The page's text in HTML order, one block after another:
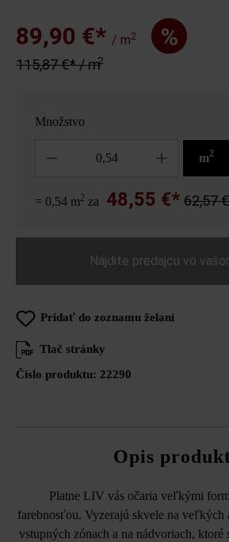
89,90 €* / m2 %
115,87 €* / m2
Množstvo
m2
= 0,54 m2 za 48,55 €* 62,57
Nájdite predajcu vo
Pridať do zoznamu želaní
Tlač stránky
Číslo produktu: 22290
Opis
Platne LIV vás očaria veľkými
farebnosťou. Vyzerajú skvele na veľkých
vstupných zónach a na nádvoriach, ktoré